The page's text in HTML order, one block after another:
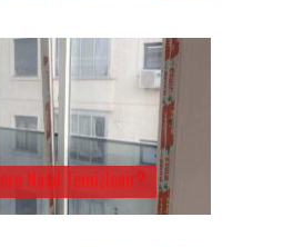
Nasıl Temizlenir?